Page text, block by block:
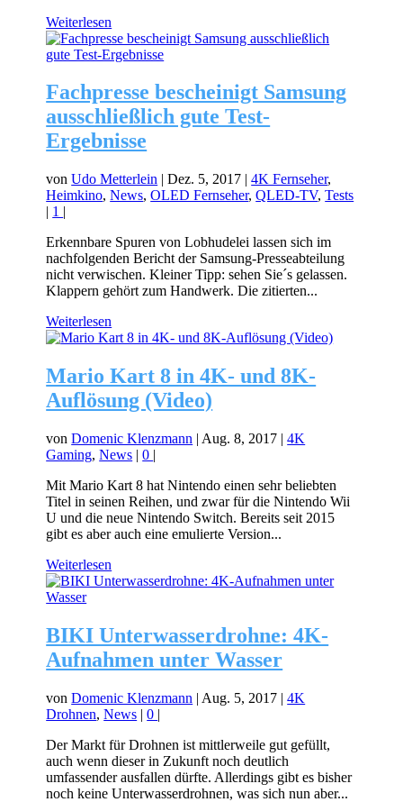
Weiterlesen
Fachpresse bescheinigt Samsung
ausschließlich gute Test-
Ergebnisse
vonUdo Metterlein |Dez. 5, 2017 |4K Fernseher,
Heimkino,News,OLED Fernseher,QLED-TV,Tests
| 1 |
Erkennbare Spuren von Lobhudelei lassen sich im
nachfolgenden Bericht der Samsung-Presseabteilung
nicht verwischen. Kleiner Tipp: sehen Sie´s gelassen.
Klappern gehört zum Handwerk. Die zitierten...
Weiterlesen
Mario Kart 8 in 4K- und 8K-
Auflösung (Video)
vonDomenic Klenzmann | Aug. 8, 2017 |4K
Gaming,News |0 |
Mit Mario Kart 8 hat Nintendo einen sehr beliebten
Titel in seinen Reihen, und zwar für die Nintendo Wii
U und die neue Nintendo Switch. Bereits seit 2015
gibt es aber auch eine emulierte Version...
Weiterlesen
BIKI Unterwasserdrohne: 4K-
Aufnahmen unter Wasser
vonDomenic Klenzmann | Aug. 5, 2017 |4K
Drohnen,News |0 |
Der Markt für Drohnen ist mittlerweile gut gefüllt,
auch wenn dieser in Zukunft noch deutlich
umfassender ausfallen dürfte. Allerdings gibt es bisher
noch keine Unterwasserdrohnen, was sich nun aber...